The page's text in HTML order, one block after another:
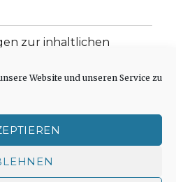
Website und unseren Service zu
zur inhaltlichen